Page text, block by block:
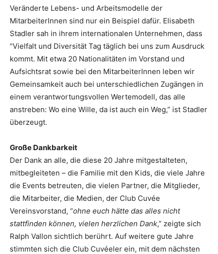
Veränderte Lebens- und Arbeitsmodelle der
MitarbeiterInnen sind nur ein Beispiel dafür. Elisabeth
Stadler sah in ihrem internationalen Unternehmen, dass
“Vielfalt und Diversität Tag täglich bei uns zum Ausdruck
kommt. Mit etwa 20 Nationalitäten im Vorstand und
Aufsichtsrat sowie bei den MitarbeiterInnen leben wir
Gemeinsamkeit auch bei unterschiedlichen Zugängen in
einem verantwortungsvollen Wertemodell, das alle
anstreben: Wo eine Wille, da ist auch ein Weg,” ist Stadler
überzeugt.
Große Dankbarkeit
Der Dank an alle, die diese 20 Jahre mitgestalteten,
mitbegleiteten – die Familie mit den Kids, die viele Jahre
die Events betreuten, die vielen Partner, die Mitglieder,
die Mitarbeiter, die Medien, der Club Cuvée
Vereinsvorstand, “ohne euch hätte das alles nicht
stattfinden können, vielen herzlichen Dank,” zeigte sich
Ralph Vallon sichtlich berührt. Auf weitere gute Jahre
stimmten sich die Club Cuvéeler ein, mit dem nächsten